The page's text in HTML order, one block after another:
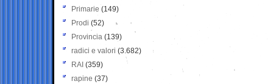
Primarie (149)
Prodi (52)
Provincia (139)
radici e valori (3.682)
RAI (359)
rapine (37)